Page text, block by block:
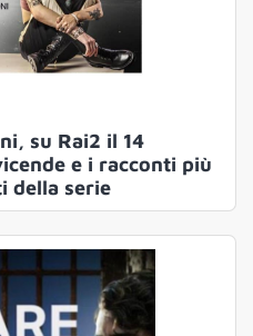
su Rai2 il 14
e i racconti più
della serie